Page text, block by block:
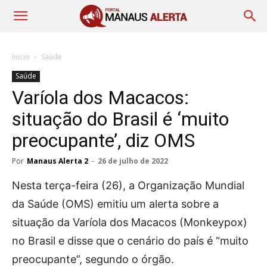
Início
Saúde
Saúde
Varíola dos Macacos:
situação do Brasil é ‘muito
preocupante’, diz OMS
Por Manaus Alerta 2 - 26 de julho de 2022
Nesta terça-feira (26), a Organização Mundial
da Saúde (OMS) emitiu um alerta sobre a
situação da Varíola dos Macacos (Monkeypox)
no Brasil e disse que o cenário do país é “muito
preocupante”, segundo o órgão.